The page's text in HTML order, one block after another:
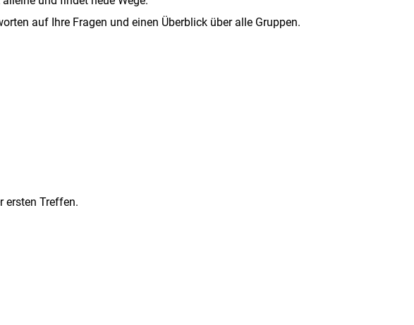
auf Ihre Fragen und einen Überblick über alle Gruppen.
ersten Treffen.